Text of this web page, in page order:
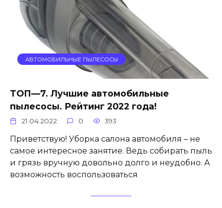
АВТОМОБИЛЬНЫЕ ПЫЛЕСОСЫ
ТОП—7. Лучшие автомобильные
пылесосы. Рейтинг 2022 года!
21.04.2022 0 393
Приветствую! Уборка салона автомобиля – не
самое интересное занятие. Ведь собирать пыль
и грязь вручную довольно долго и неудобно. А
возможность воспользоваться